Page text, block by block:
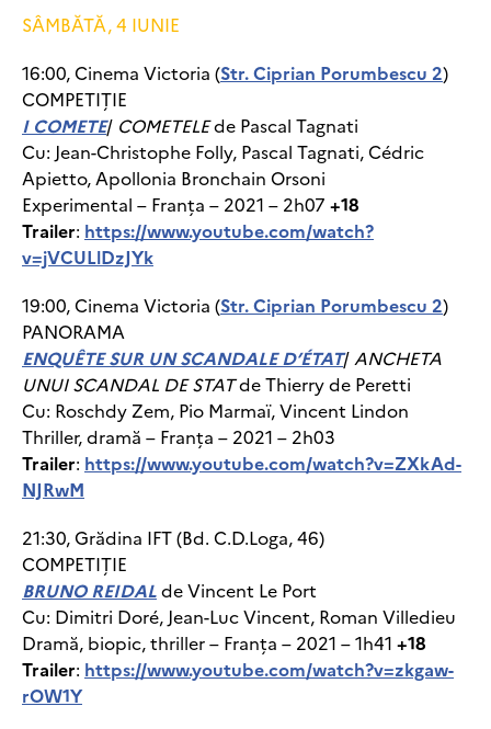
SÂMBĂTĂ, 4 IUNIE
16:00, Cinema Victoria (Str. Ciprian Porumbescu 2)
COMPETIȚIE
I COMETE/ COMETELEde Pascal Tagnati
Cu: Jean-Christophe Folly, Pascal Tagnati, Cédric
Apietto, Apollonia Bronchain Orsoni
Experimental – Franța – 2021 – 2h07 +18
Trailer: https://www.youtube.com/watch?
v=jVCULlDzJYk
19:00, Cinema Victoria (Str. Ciprian Porumbescu 2)
PANORAMA
ENQUÊTE SUR UN SCANDALE D’ÉTAT/ANCHETA
UNUI SCANDAL DE STATde Thierry de Peretti
Cu: Roschdy Zem, Pio Marmaï, Vincent Lindon
Thriller, dramă – Franța – 2021 – 2h03
Trailer: https://www.youtube.com/watch?v=ZXkAd-
NJRwM
21:30, Grădina IFT (Bd. C.D.Loga, 46)
COMPETIȚIE
BRUNO REIDALde Vincent Le Port
Cu: Dimitri Doré, Jean-Luc Vincent, Roman Villedieu
Dramă, biopic, thriller– Franța – 2021 – 1h41 +18
Trailer: https://www.youtube.com/watch?v=zkgaw-
rOW1Y